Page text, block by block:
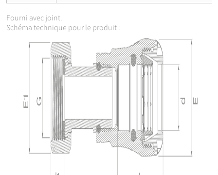
Fourni avec joint.
Schéma technique pour le produit :